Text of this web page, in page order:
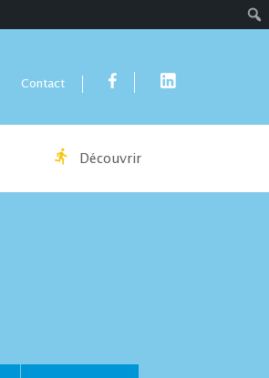
Contact
Découvrir